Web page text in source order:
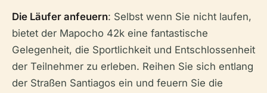
Die Läufer anfeuern: Selbst wenn Sie nicht laufen,
bietet der Mapocho 42k eine fantastische
Gelegenheit, die Sportlichkeit und Entschlossenheit
der Teilnehmer zu erleben. Reihen Sie sich entlang
der Straßen Santiagos ein und feuern Sie die